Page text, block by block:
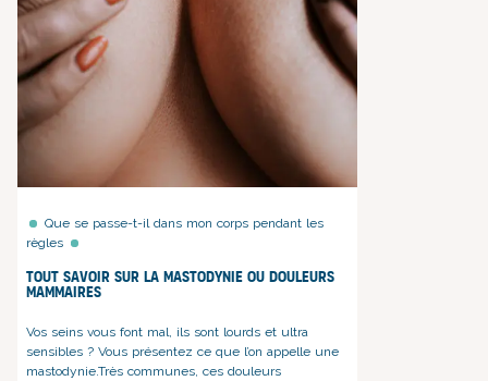
Que se passe-t-il dans mon corps pendant les
règles
Tout savoir sur la mastodynie ou douleurs
mammaires
Vos seins vous font mal, ils sont lourds et ultra
sensibles ? Vous présentez ce que l’on appelle une
mastodynie.Très communes, ces douleurs